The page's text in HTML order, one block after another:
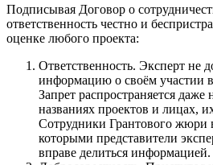
Подписывая Договор о
ответственность честно и
оценке любого проекта:
Ответственность. Эксперт не
информацию о своём участии
Запрет распространяется
названиях проектов и лицах,
Сотрудники Грантового жюри
которыми представители
вправе делиться информацией.